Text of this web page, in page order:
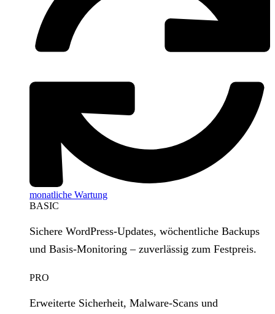
monatliche Wartung
BASIC
Sichere WordPress‑Updates, wöchentliche Backups
und Basis‑Monitoring – zuverlässig zum Festpreis.
PRO
Erweiterte Sicherheit, Malware‑Scans und